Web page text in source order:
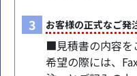
3 お客様の正式なご発
■見積書の内容を
希望の際には、